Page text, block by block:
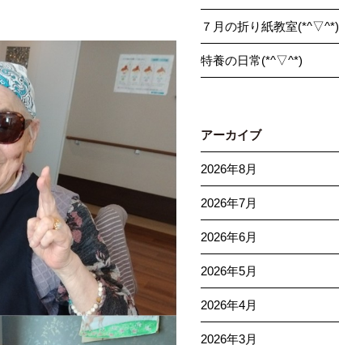
７月の折り紙教室(*^▽^*)
特養の日常(*^▽^*)
アーカイブ
2026年8月
2026年7月
2026年6月
2026年5月
2026年4月
2026年3月